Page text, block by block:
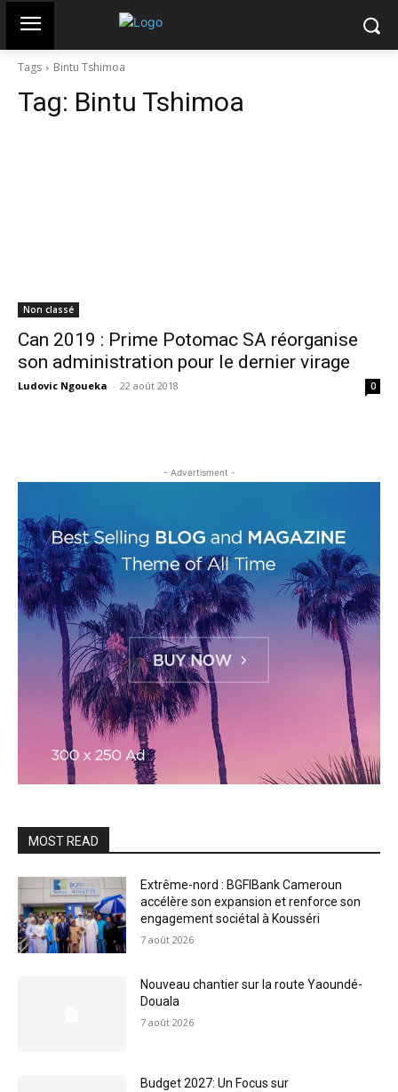
Tags Bintu Tshimoa
Tag: Bintu Tshimoa
Non classé
Can 2019 : Prime Potomac SA réorganise
son administration pour le dernier virage
Ludovic Ngoueka - 22 août 2018 0
- Advertisment -
MOST READ
Extrême-nord : BGFIBank Cameroun
accélère son expansion et renforce son
engagement sociétal à Kousséri
7 août 2026
Nouveau chantier sur la route Yaoundé-
Douala
7 août 2026
Budget 2027: Un Focus sur